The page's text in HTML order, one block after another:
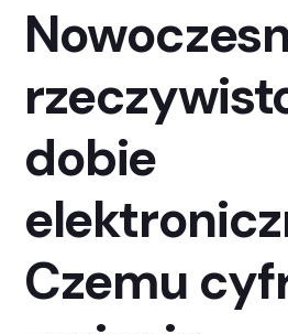
dobie
Czemu